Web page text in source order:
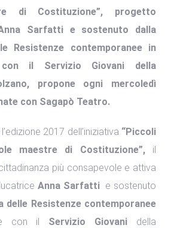
di Costituzione”, progetto
Sarfatti e sostenuto dalla
Resistenze contemporanee in
con il Servizio Giovani della
propone ogni mercoledì
con Sagapò Teatro.
2017 dell’iniziativa “Piccoli
maestre di Costituzione”,il
più consapevole e attiva
Anna Sarfattie sostenuto
delle Resistenze contemporanee
con il Servizio Giovani della